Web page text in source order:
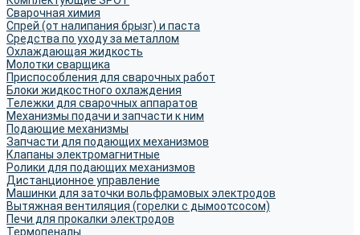
Сварочная химия
Спрей (от налипания брызг) и паста
Средства по уходу за металлом
Охлаждающая жидкость
Молотки сварщика
Приспособления для сварочных работ
Блоки жидкостного охлаждения
Тележки для сварочных аппаратов
Механизмы подачи и запчасти к ним
Подающие механизмы
Запчасти для подающих механизмов
Клапаны электромагнитные
Ролики для подающих механизмов
Дистанционное управление
Машинки для заточки вольфрамовых электродов
Вытяжная вентиляция (горелки с дымоотсосом)
Печи для прокалки электродов
Термопеналы